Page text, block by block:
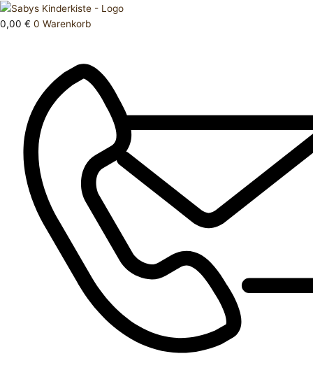
Zum
Inhalt
0,00 € 0 Warenkorb
Products
search
Oberteil
86